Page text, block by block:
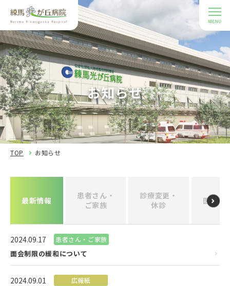
お知らせ
TOP お知らせ
最新情報
患者さん・
ご家族
診療変更・
休診
医療関
2024.09.17 患者さん・ご家族
面会制限の緩和について
2024.09.01 広報紙